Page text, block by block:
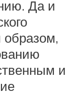
Да и
и